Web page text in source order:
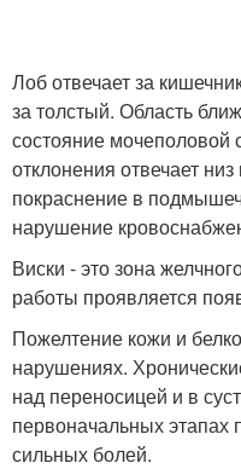
Лоб отвечает за
за толстый. Область
состояние мочеполовой
отклонения отвечает
покраснение в
нарушение
Виски - это зона
работы проявляется
Пожелтение кожи и
нарушениях.
над переносицей и в
первоначальных
сильных болей.